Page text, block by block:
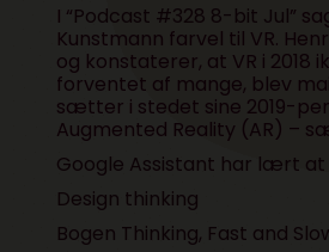
I “Podcast #328 8-bit Jul”
Kunstmann farvel til VR.
og konstaterer, at VR i 2018
forventet af mange, blev
sætter i stedet sine 2019-
Augmented Reality (AR) –
Google Assistant har lært at
Design thinking
Bogen Thinking, Fast and